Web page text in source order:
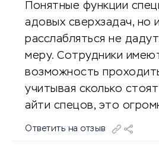
Понятные функции
адовых сверхзадач, но и
расслабляться не
меру. Сотрудники
возможность
учитывая сколько
айти спецов, это
Ответить на отзыв